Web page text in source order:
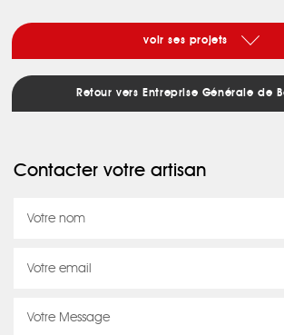
voir ses projets
Retour vers Entreprise Générale de
Contacter votre artisan